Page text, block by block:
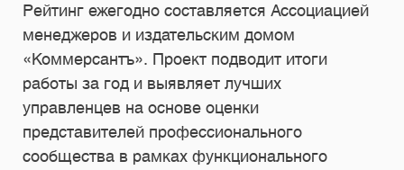
Рейтинг ежегодно составляется Ассоциацией
менеджеров и издательским домом
«Коммерсантъ». Проект подводит итоги
работы за год и выявляет лучших
управленцев на основе оценки
представителей профессионального
сообщества в рамках функционального